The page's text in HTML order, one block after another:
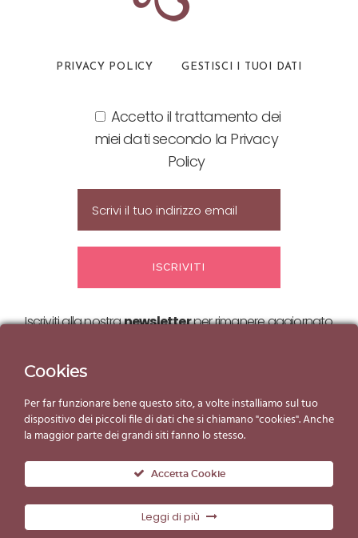
PRIVACY POLICY GESTISCI I TUOI DATI
Accetto il trattamento dei
miei dati secondo la Privacy
Policy
Iscriviti alla nostranewsletterper rimanere aggiornato
© Copyright Gelato d'Essai 2019
Cookies
Per far funzionare bene questo sito, a volte installiamo sul tuo
dispositivo dei piccoli file di dati che si chiamano "cookies". Anche
la maggior parte dei grandi siti fanno lo stesso.
Accetta Cookie
Leggi di più